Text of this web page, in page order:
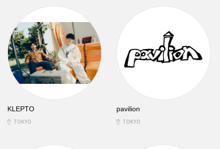
KLEPTO
TOKYO
pavilion
TOKYO